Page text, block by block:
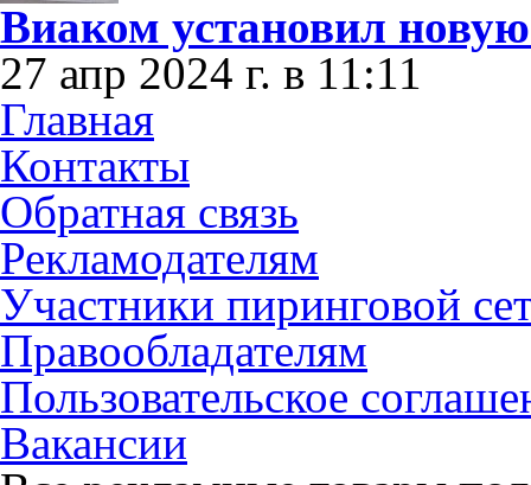
Виаком установил
27 апр 2024 г. в 11:11
Главная
Контакты
Обратная связь
Рекламодателям
Участники пиринговой
Правообладателям
Пользовательское
Вакансии